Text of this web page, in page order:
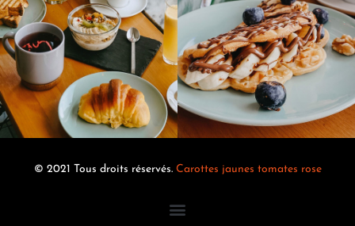
© 2021 Tous droits réservés. Carottes jaunes tomates rose